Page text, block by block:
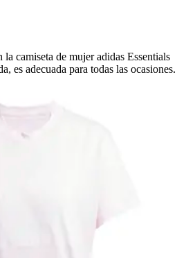
camiseta de mujer adidas Essentials
es adecuada para todas las ocasiones.